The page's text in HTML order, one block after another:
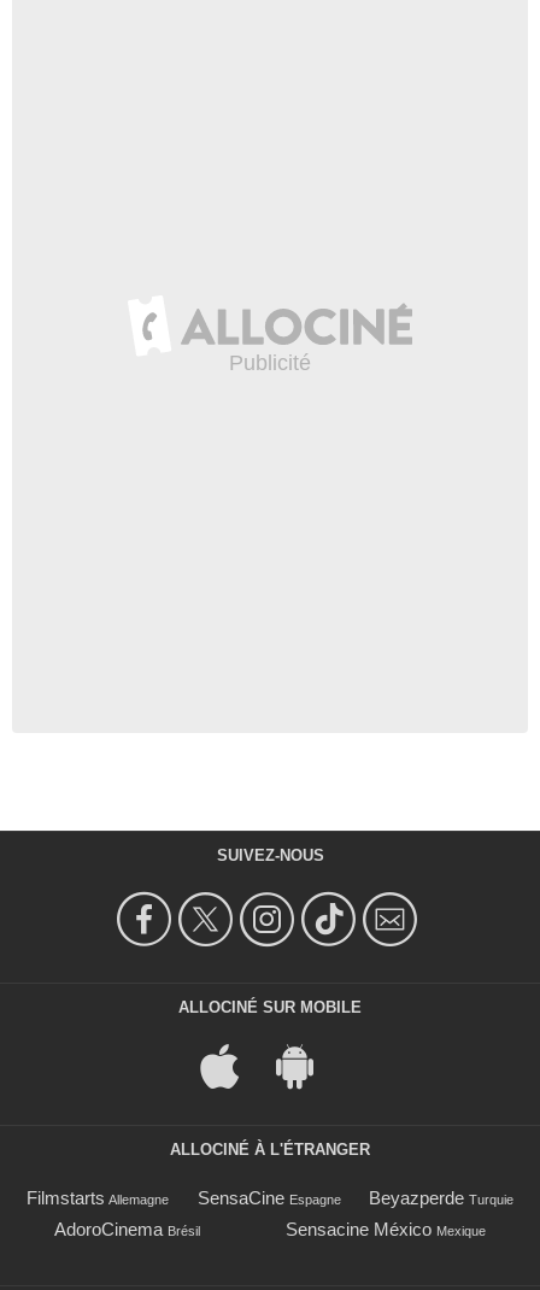
SUIVEZ-NOUS
ALLOCINÉ SUR MOBILE
ALLOCINÉ À L'ÉTRANGER
Filmstarts Allemagne SensaCine Espagne Beyazperde Turquie
AdoroCinema Brésil Sensacine México Mexique